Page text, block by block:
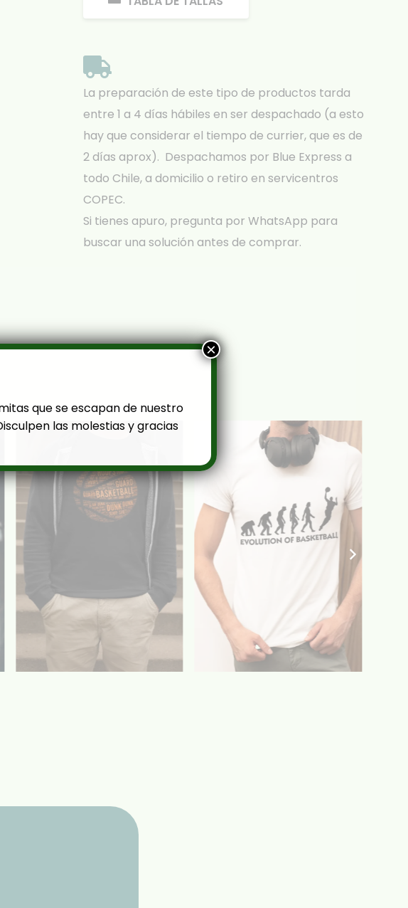
La preparación de este tipo de productos tarda
entre 1 a 4 días hábiles en ser despachado (a esto
hay que considerar el tiempo de currier, que es de
2 días aprox). Despachamos por Blue Express a
todo Chile, a domicilio o retiro en servicentros
COPEC.
Si tienes apuro, pregunta por WhatsApp para
buscar una solución antes de comprar.
que se escapan de nuestro
las molestias y gracias
×